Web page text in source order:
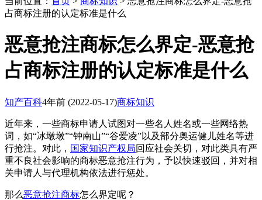
占商标注册的认定标准是什么
恶意抢注商标怎么界定-恶意抢
占商标注册的认定标准是什么
知产百科4年前 (2022-05-17)商标知识
近年来，一些商标申请人试图对一些名人姓名或一些网络热
词，如“冰墩墩”“钟南山”“谷爱凌”以及部分奥运健儿姓名等进
行抢注。对此， 国家知识产权局回应社会关切，对此类具有严
重不良社会影响的商标恶意抢注行为，予以快速驳回，并对相
关申请人与代理机构依法进行惩处。
那么恶意抢注商标怎么界定呢？